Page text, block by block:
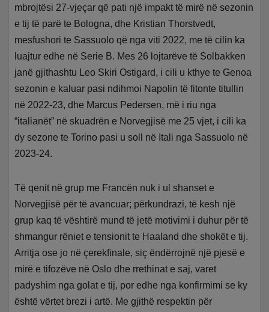
mbrojtësi 27-vjeçar që pati një impakt të mirë në sezonin
e tij të parë te Bologna, dhe Kristian Thorstvedt,
mesfushori te Sassuolo që nga viti 2022, me të cilin ka
luajtur edhe në Serie B. Mes 26 lojtarëve të Solbakken
janë gjithashtu Leo Skiri Ostigard, i cili u kthye te Genoa
sezonin e kaluar pasi ndihmoi Napolin të fitonte titullin
në 2022-23, dhe Marcus Pedersen, më i riu nga
“italianët” në skuadrën e Norvegjisë me 25 vjet, i cili ka
dy sezone te Torino pasi u soll në Itali nga Sassuolo në
2023-24.
Të qenit në grup me Francën nuk i ul shanset e
Norvegjisë për të avancuar; përkundrazi, të kesh një
grup kaq të vështirë mund të jetë motivimi i duhur për të
shmangur rëniet e tensionit te Haaland dhe shokët e tij.
Arritja ose jo në çerekfinale, siç ëndërrojnë një pjesë e
mirë e tifozëve në Oslo dhe rrethinat e saj, varet
padyshim nga golat e tij, por edhe nga konfirmimi se ky
është vërtet brezi i artë. Me gjithë respektin për